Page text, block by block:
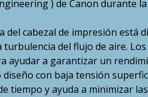
) de Canon durante
del cabezal de impresión
turbulencia del flujo de aire.
ayudar a garantizar un
diseño con baja tensión
tiempo y ayuda a minimizar